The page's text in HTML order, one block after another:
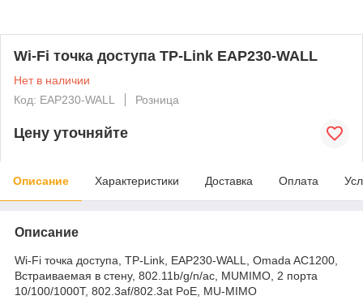
Wi-Fi точка доступа TP-Link EAP230-WALL
Нет в наличии
Код: EAP230-WALL
Розница
Цену уточняйте
Описание Характеристики Доставка Оплата
Описание
Wi-Fi точка доступа, TP-Link, EAP230-WALL, Omada AC1200,
Встраиваемая в стену, 802.11b/g/n/ac, MUMIMО, 2 порта
10/100/1000T, 802.3af/802.3at PoE, MU-MIMO